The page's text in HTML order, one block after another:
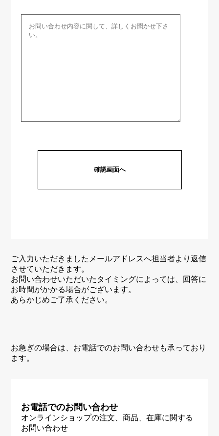
ご入力いただきましたメールアドレスへ担当者より返信
させていただきます。
お問い合わせいただいたタイミングによっては、回答に
お時間がかかる場合がございます。
あらかじめご了承ください。
お急ぎの場合は、お電話でのお問い合わせも承っており
ます。
お電話でのお問い合わせ
オンラインショップの注文、商品、在庫に関する
お問い合わせ